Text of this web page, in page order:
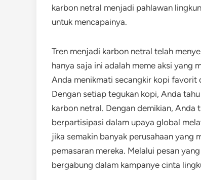
karbon netral menjadi pahlawan
untuk mencapainya.
Tren menjadi karbon netral telah
hanya saja ini adalah meme aksi yang
Anda menikmati secangkir kopi favorit
Dengan setiap tegukan kopi, Anda
karbon netral. Dengan demikian,
berpartisipasi dalam upaya global
jika semakin banyak perusahaan yang
pemasaran mereka. Melalui pesan
bergabung dalam kampanye cinta